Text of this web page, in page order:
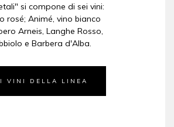
si compone di sei vini:
rosé; Animé, vino bianco
Arneis, Langhe Rosso,
e Barbera d'Alba.
VINI DELLA LINEA